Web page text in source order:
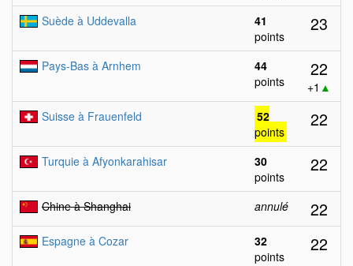
Suède à Uddevalla
41
points
23
Pays-Bas à Arnhem
44
points
22
+1 ▲
Suisse à Frauenfeld
52
points
22
Turquie à Afyonkarahisar
30
points
22
Chine à Shanghai annulé 22
Espagne à Cozar
32
points
22